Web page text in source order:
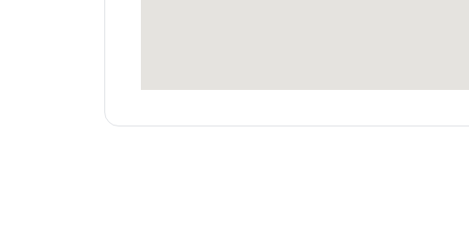
cta_box.sub_headline